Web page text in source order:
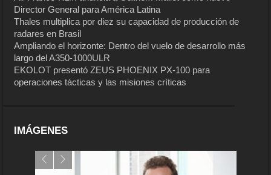
Director General para América Latina
Thales multiplica por diez su capacidad de producción de
radares en Brasil
Ampliando el horizonte: Dentro del vuelo de desarrollo más
largo del A350-1000ULR
EKOLOT presentó ZEUS PHOENIX PX-100 para
operaciones tácticas y las misiones críticas
IMÁGENES